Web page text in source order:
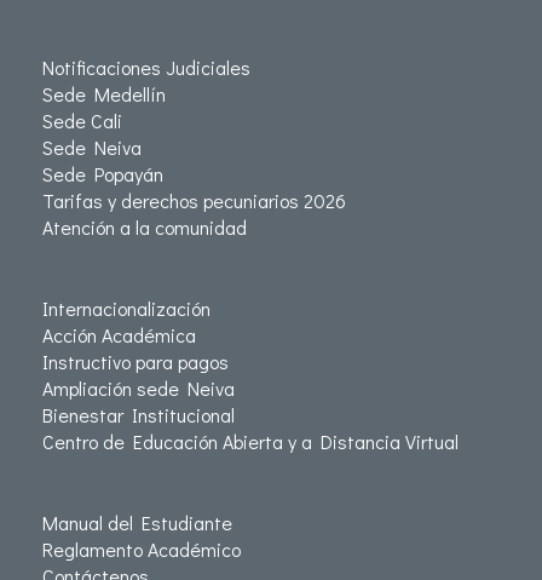
Notificaciones Judiciales
Sede Medellín
Sede Cali
Sede Neiva
Sede Popayán
Tarifas y derechos pecuniarios 2026
Atención a la comunidad
Internacionalización
Acción Académica
Instructivo para pagos
Ampliación sede Neiva
Bienestar Institucional
Centro de Educación Abierta y a Distancia Virtual
Manual del Estudiante
Reglamento Académico